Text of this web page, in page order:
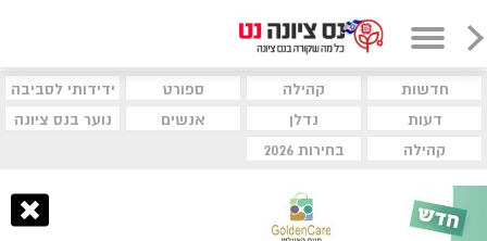
חדשות קהילה ספורט
ידידותי לסביבה
דעות
נדלן אנשים
נוער בנס ציונה
קהילה
בחירות 2026